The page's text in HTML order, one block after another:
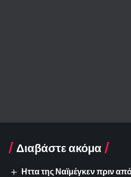
Διαβάστε ακόμα
Ηττα της Ναϊμέγκεν πριν